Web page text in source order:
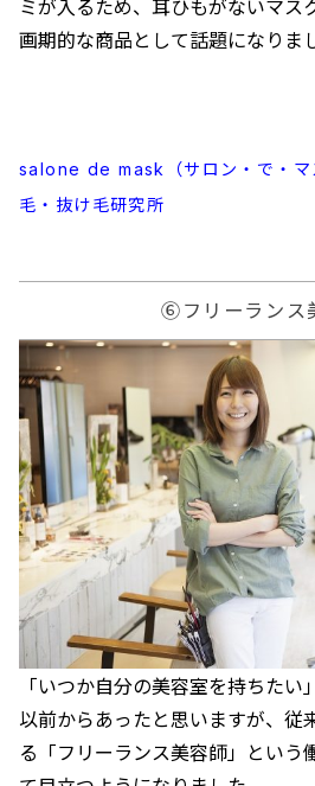
ミが入るため、耳ひもがないマス
画期的な商品として話題になりま
salone de mask（サロン・で・マ
毛・抜け毛研究所
⑥フリーランス
「いつか自分の美容室を持ちた
以前からあったと思いますが、従
る「フリーランス美容師」という